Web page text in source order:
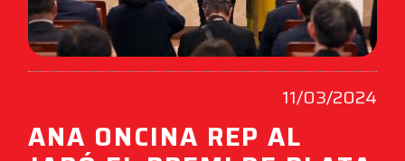
11/03/2024
ANA ONCINA REP AL